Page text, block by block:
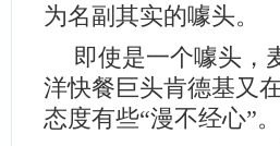
为名副其实的噱头。
即使是一个噱头，
洋快餐巨头肯德基又
态度有些“漫不经心”。